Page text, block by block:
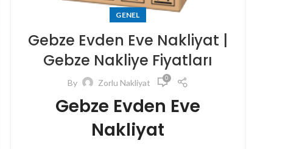
GENEL
Gebze Evden Eve Nakliyat |
Gebze Nakliye Fiyatları
By Zorlu Nakliyat 0
Gebze Evden Eve
Nakliyat